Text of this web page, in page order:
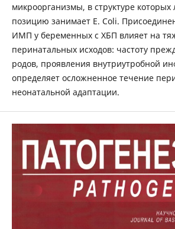
микроорганизмы, в структуре
позицию занимает E. Coli.
ИМП у беременных с ХБП влияет на
перинатальных исходов: частоту
родов, проявления внутриутробной
определяет осложненное течение
неонатальной адаптации.